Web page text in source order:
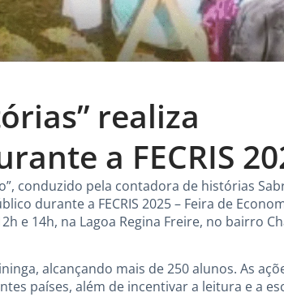
realiza
a FECRIS
conduzido pela contadora de histórias
durante a FECRIS 2025 – Feira de
e 14h, na Lagoa Regina Freire, no bairro
alcançando mais de 250 alunos. As
países, além de incentivar a leitura e a